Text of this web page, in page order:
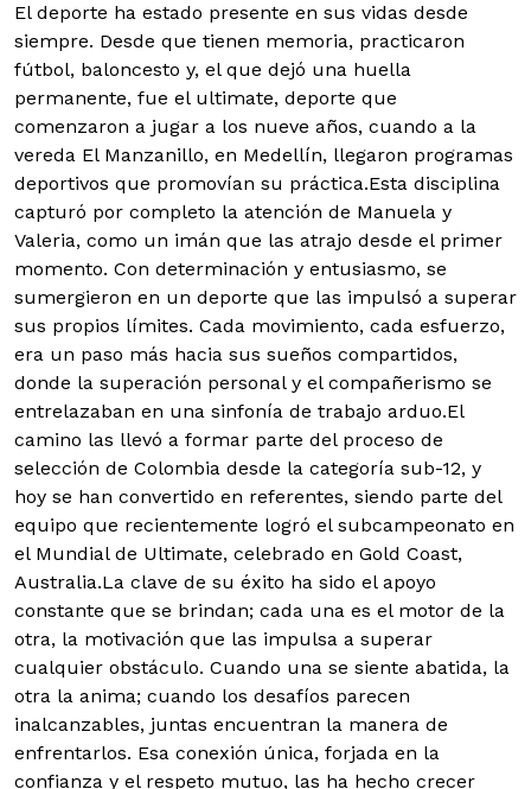
El deporte ha estado presente en sus vidas desde
siempre. Desde que tienen memoria, practicaron
fútbol, baloncesto y, el que dejó una huella
permanente, fue el ultimate, deporte que
comenzaron a jugar a los nueve años, cuando a la
vereda El Manzanillo, en Medellín, llegaron programas
deportivos que promovían su práctica.Esta disciplina
capturó por completo la atención de Manuela y
Valeria, como un imán que las atrajo desde el primer
momento. Con determinación y entusiasmo, se
sumergieron en un deporte que las impulsó a superar
sus propios límites. Cada movimiento, cada esfuerzo,
era un paso más hacia sus sueños compartidos,
donde la superación personal y el compañerismo se
entrelazaban en una sinfonía de trabajo arduo.El
camino las llevó a formar parte del proceso de
selección de Colombia desde la categoría sub-12, y
hoy se han convertido en referentes, siendo parte del
equipo que recientemente logró el subcampeonato en
el Mundial de Ultimate, celebrado en Gold Coast,
Australia.La clave de su éxito ha sido el apoyo
constante que se brindan; cada una es el motor de la
otra, la motivación que las impulsa a superar
cualquier obstáculo. Cuando una se siente abatida, la
otra la anima; cuando los desafíos parecen
inalcanzables, juntas encuentran la manera de
enfrentarlos. Esa conexión única, forjada en la
confianza y el respeto mutuo, las ha hecho crecer